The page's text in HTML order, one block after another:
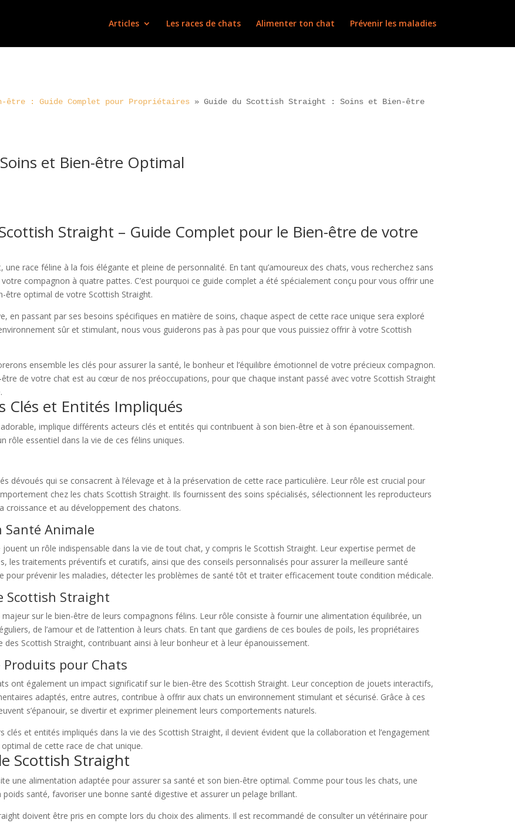
Articles Les races de chats Alimenter ton chat Prévenir les maladies
être : Guide Complet pour Propriétaires »Guide du Scottish Straight : Soins et Bien-être
et Bien-être Optimal
Straight – Guide Complet pour le Bien-être de votre
une race féline à la fois élégante et pleine de personnalité. En tant qu’amoureux des chats, vous recherchez sans
compagnon à quatre pattes. C’est pourquoi ce guide complet a été spécialement conçu pour vous offrir une
être optimal de votre Scottish Straight.
en passant par ses besoins spécifiques en matière de soins, chaque aspect de cette race unique sera exploré
sûr et stimulant, nous vous guiderons pas à pas pour que vous puissiez offrir à votre Scottish
ensemble les clés pour assurer la santé, le bonheur et l’équilibre émotionnel de votre précieux compagnon.
de votre chat est au cœur de nos préoccupations, pour que chaque instant passé avec votre Scottish Straight
Clés et Entités Impliqués
implique différents acteurs clés et entités qui contribuent à son bien-être et à son épanouissement.
essentiel dans la vie de ces félins uniques.
dévoués qui se consacrent à l’élevage et à la préservation de cette race particulière. Leur rôle est crucial pour
chez les chats Scottish Straight. Ils fournissent des soins spécialisés, sélectionnent les reproducteurs
et au développement des chatons.
Santé Animale
un rôle indispensable dans la vie de tout chat, y compris le Scottish Straight. Leur expertise permet de
les traitements préventifs et curatifs, ainsi que des conseils personnalisés pour assurer la meilleure santé
pour prévenir les maladies, détecter les problèmes de santé tôt et traiter efficacement toute condition médicale.
Scottish Straight
sur le bien-être de leurs compagnons félins. Leur rôle consiste à fournir une alimentation équilibrée, un
de l’amour et de l’attention à leurs chats. En tant que gardiens de ces boules de poils, les propriétaires
Scottish Straight, contribuant ainsi à leur bonheur et à leur épanouissement.
Produits pour Chats
ont également un impact significatif sur le bien-être des Scottish Straight. Leur conception de jouets interactifs,
adaptés, entre autres, contribue à offrir aux chats un environnement stimulant et sécurisé. Grâce à ces
s’épanouir, se divertir et exprimer pleinement leurs comportements naturels.
clés et entités impliqués dans la vie des Scottish Straight, il devient évident que la collaboration et l’engagement
de cette race de chat unique.
Scottish Straight
une alimentation adaptée pour assurer sa santé et son bien-être optimal. Comme pour tous les chats, une
santé, favoriser une bonne santé digestive et assurer un pelage brillant.
doivent être pris en compte lors du choix des aliments. Il est recommandé de consulter un vétérinaire pour